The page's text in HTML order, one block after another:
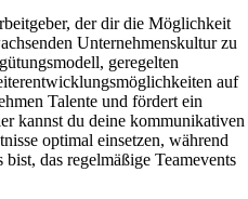
der dir die Möglichkeit
Unternehmenskultur zu
geregelten
auf
Talente und fördert ein
kannst du deine kommunikativen
optimal einsetzen, während
das regelmäßige Teamevents